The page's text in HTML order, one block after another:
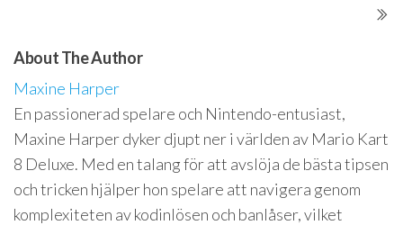
About The Author
Maxine Harper
En passionerad spelare och Nintendo-entusiast,
Maxine Harper dyker djupt ner i världen av Mario Kart
8 Deluxe. Med en talang för att avslöja de bästa tipsen
och tricken hjälper hon spelare att navigera genom
komplexiteten av kodinlösen och banlåser, vilket